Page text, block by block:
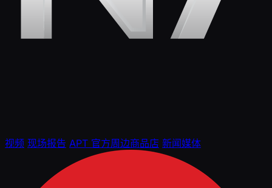
视频 现场报告 APT 官方周边商品店 新闻媒体